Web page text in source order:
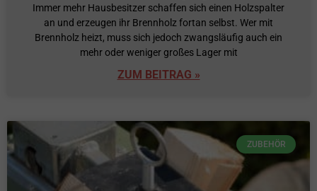
Immer mehr Hausbesitzer schaffen sich einen Holzspalter
an und erzeugen ihr Brennholz fortan selbst. Wer mit
Brennholz heizt, muss sich jedoch zwangsläufig auch ein
mehr oder weniger großes Lager mit
ZUM BEITRAG »
ZUBEHÖR